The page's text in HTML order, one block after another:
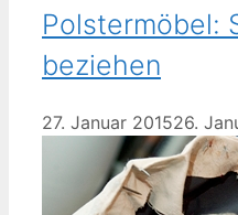
Polstermöbel:
beziehen
27. Januar 201526.